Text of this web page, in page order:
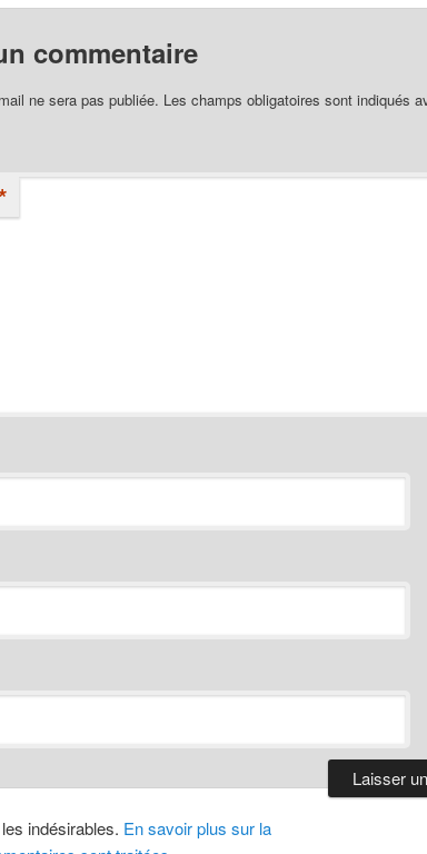
commentaire
ne sera pas publiée. Les champs obligatoires sont indiqués
indésirables. En savoir plus sur la